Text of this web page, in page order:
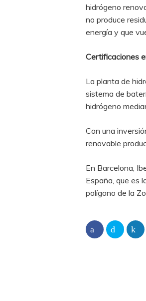
hidrógeno
no produce
energía y que
Certificaciones
La planta de
sistema de
hidrógeno
Con una
renovable
En Barcelona,
España, que es
polígono de la